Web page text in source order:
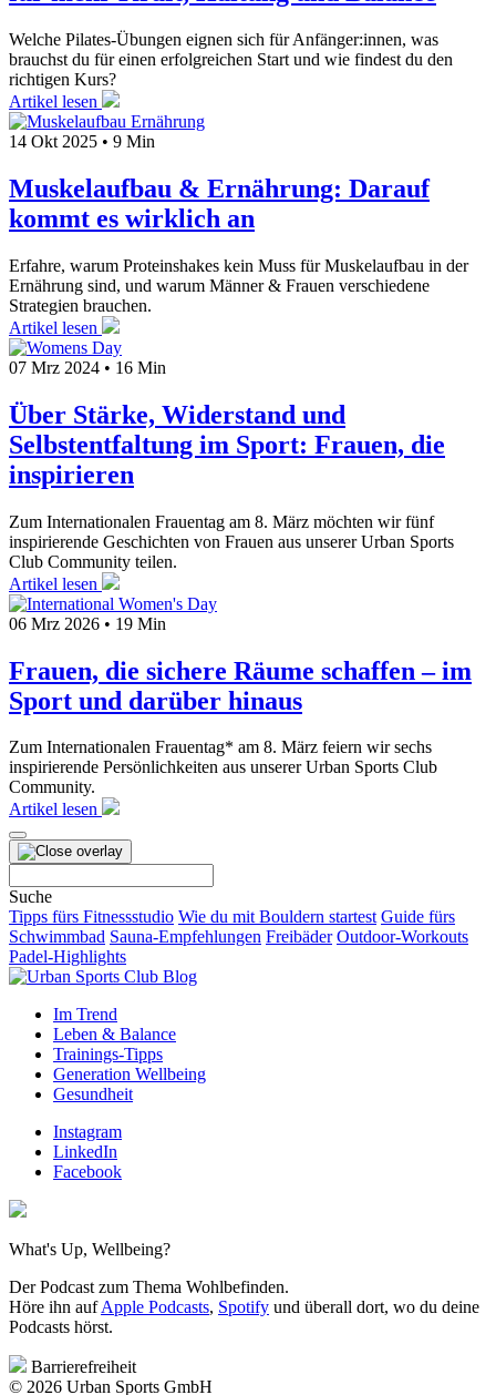
Welche Pilates-Übungen eignen sich für Anfänger:innen, was
brauchst du für einen erfolgreichen Start und wie findest du den
richtigen Kurs?
Artikel lesen
14 Okt 2025 • 9 Min
Muskelaufbau & Ernährung: Darauf
kommt es wirklich an
Erfahre, warum Proteinshakes kein Muss für Muskelaufbau in der
Ernährung sind, und warum Männer & Frauen verschiedene
Strategien brauchen.
Artikel lesen
07 Mrz 2024 • 16 Min
Über Stärke, Widerstand und
Selbstentfaltung im Sport: Frauen, die
inspirieren
Zum Internationalen Frauentag am 8. März möchten wir fünf
inspirierende Geschichten von Frauen aus unserer Urban Sports
Club Community teilen.
Artikel lesen
06 Mrz 2026 • 19 Min
Frauen, die sichere Räume schaffen – im
Sport und darüber hinaus
Zum Internationalen Frauentag* am 8. März feiern wir sechs
inspirierende Persönlichkeiten aus unserer Urban Sports Club
Community.
Artikel lesen
nach:
Suche
Tipps fürs Fitnessstudio Wie du mit Bouldern startest Guide fürs
Schwimmbad Sauna-Empfehlungen Freibäder Outdoor-Workouts
Padel-Highlights
Im Trend
Leben & Balance
Trainings-Tipps
Generation Wellbeing
Gesundheit
Instagram
LinkedIn
Facebook
What's Up, Wellbeing?
Der Podcast zum Thema Wohlbefinden.
Höre ihn aufApple Podcasts, Spotify und überall dort, wo du deine
Podcasts hörst.
Barrierefreiheit
© 2026 Urban Sports GmbH